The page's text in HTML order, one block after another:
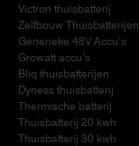
Victron thuisbatterij
Zelfbouw Thuisbatterijen
Generieke 48V Accu’s
Growatt accu’s
Bliq thuisbatterijen
Dyness thuisbatterij
Thermische batterij
Thuisbatterij 20 kwh
Thuisbatterij 30 kwh